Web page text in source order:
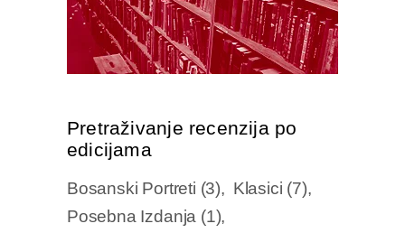
Pretraživanje recenzija po
edicijama
Bosanski Portreti (3) Klasici (7)
Posebna Izdanja (1)